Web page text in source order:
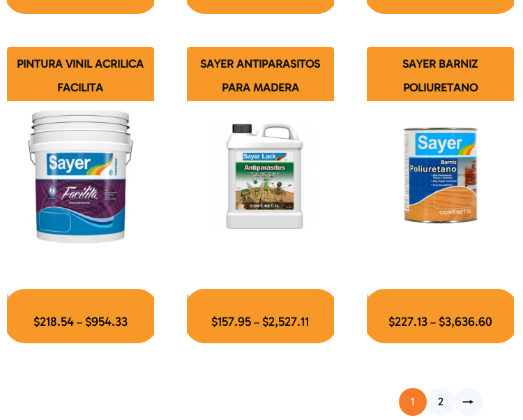
PINTURA VINIL ACRILICA
FACILITA
$218.54– $954.33
SAYER ANTIPARASITOS
PARA MADERA
$157.95 –$2,527.11
SAYER BARNIZ
POLIURETANO
$227.13– $3,636.60
1 2 →